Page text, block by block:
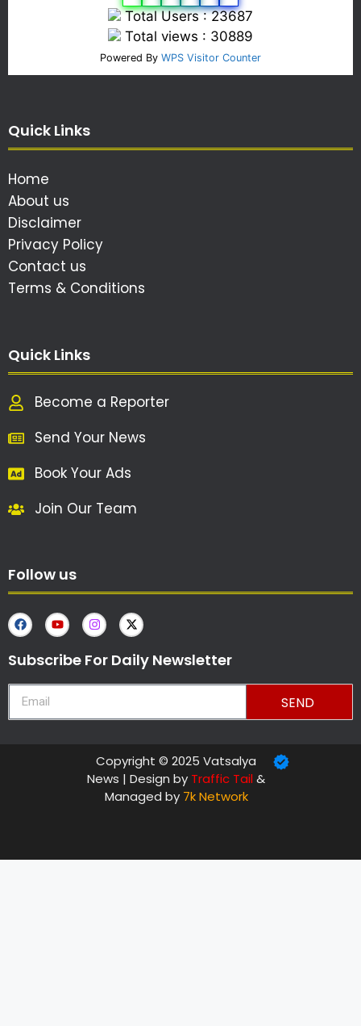
Total Users : 23687
Total views : 30889
Powered By WPS Visitor Counter
Quick Links
Home
About us
Disclaimer
Privacy Policy
Contact us
Terms & Conditions
Quick Links
Become a Reporter
Send Your News
Book Your Ads
Join Our Team
Follow us
Subscribe For Daily Newsletter
SEND
Copyright © 2025 Vatsalya
News | Design by Traffic Tail&
Managed by 7k Network